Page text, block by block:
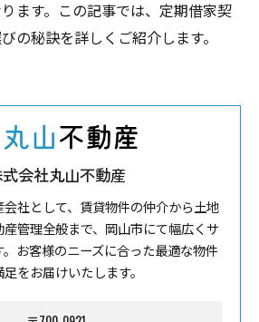
ます。この記事では、定期借家契
の秘訣を詳しくご紹介します。
会社丸山不動産
社として、賃貸物件の仲介から土地
管理全般まで、岡山市にて幅広くサ
お客様のニーズに合った最適な物件
をお届けいたします。